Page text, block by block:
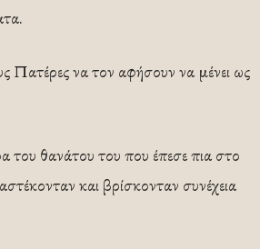
Πατέρες να τον αφήσουν να μένει ως
του θανάτου του που έπεσε πια στο
και βρίσκονταν συνέχεια